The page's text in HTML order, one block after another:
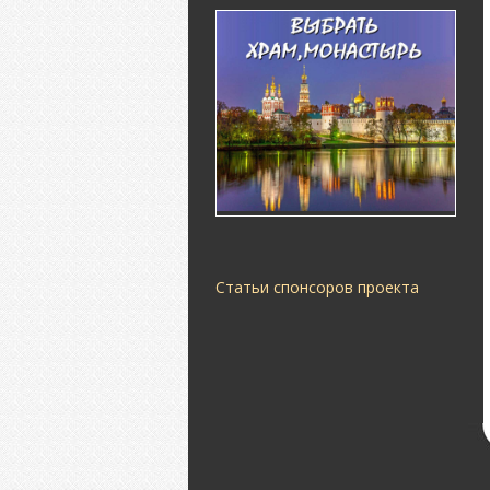
Статьи спонсоров проекта